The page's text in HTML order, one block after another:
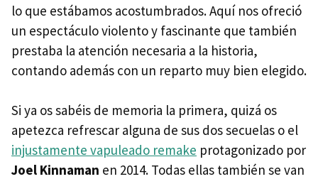
lo que estábamos acostumbrados. Aquí nos ofreció
un espectáculo violento y fascinante que también
prestaba la atención necesaria a la historia,
contando además con un reparto muy bien elegido.
Si ya os sabéis de memoria la primera, quizá os
apetezca refrescar alguna de sus dos secuelas o el
injustamente vapuleado remake protagonizado por
Joel Kinnaman en 2014. Todas ellas también se van